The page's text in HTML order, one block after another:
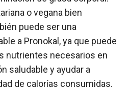
o vegana bien
puede ser una
a Pronokal, ya que puede
nutrientes necesarios en
saludable y ayudar a
de calorías consumidas.